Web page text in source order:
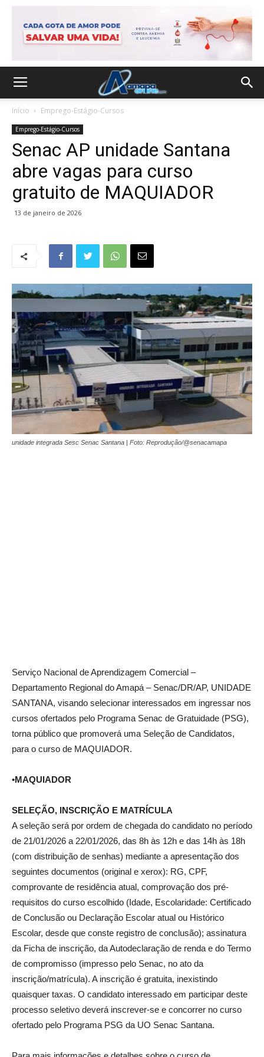
Início Emprego-Estágio-Cursos
Emprego-Estágio-Cursos
Senac AP unidade Santana
abre vagas para curso
gratuito de MAQUIADOR
13 de janeiro de 2026
unidade integrada Sesc Senac Santana | Foto: Reprodução/@senacamapa
Serviço Nacional de Aprendizagem Comercial –
Departamento Regional do Amapá – Senac/DR/AP, UNIDADE
SANTANA, visando selecionar interessados em ingressar nos
cursos ofertados pelo Programa Senac de Gratuidade (PSG),
torna público que promoverá uma Seleção de Candidatos,
para o curso de MAQUIADOR.
•MAQUIADOR
SELEÇÃO, INSCRIÇÃO E MATRÍCULA
A seleção será por ordem de chegada do candidato no período
de 21/01/2026 a 22/01/2026, das 8h às 12h e das 14h às 18h
(com distribuição de senhas) mediante a apresentação dos
seguintes documentos (original e xerox): RG, CPF,
comprovante de residência atual, comprovação dos pré-
requisitos do curso escolhido (Idade, Escolaridade: Certificado
de Conclusão ou Declaração Escolar atual ou Histórico
Escolar, desde que conste registro de conclusão); assinatura
da Ficha de inscrição, da Autodeclaração de renda e do Termo
de compromisso (impresso pelo Senac, no ato da
inscrição/matrícula). A inscrição é gratuita, inexistindo
quaisquer taxas. O candidato interessado em participar deste
processo seletivo deverá inscrever-se e concorrer no curso
ofertado pelo Programa PSG da UO Senac Santana.